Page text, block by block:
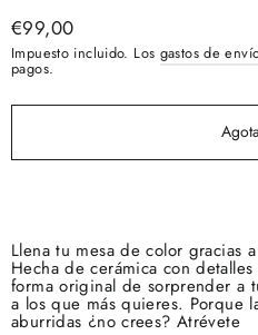
Precio
habitual
€99,00
Impuesto incluido. Los gastos de
pagos.
Llena tu mesa de color gracias
Hecha de cerámica con
forma original de sorprender a
a los que más quieres. Porque
aburridas ¿no crees? Atrévete